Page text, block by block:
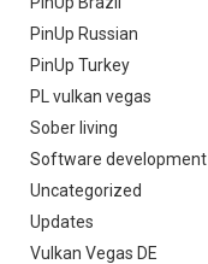
PinUp Russian
PinUp Turkey
PL vulkan vegas
Sober living
Software development
Uncategorized
Updates
Vulkan Vegas DE